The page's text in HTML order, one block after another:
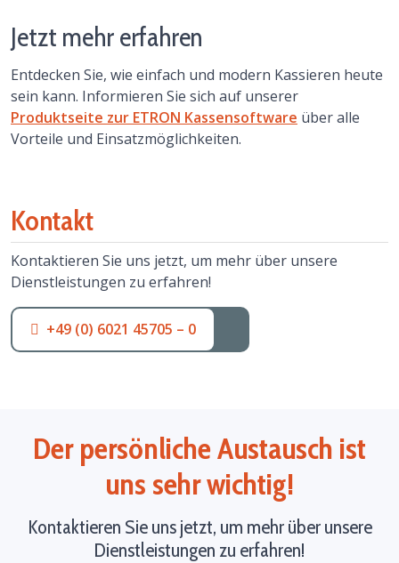
Jetzt mehr erfahren
Entdecken Sie, wie einfach und modern Kassieren heute
sein kann. Informieren Sie sich auf unserer
Produktseite zur ETRON Kassensoftware über alle
Vorteile und Einsatzmöglichkeiten.
Kontakt
Kontaktieren Sie uns jetzt, um mehr über unsere
Dienstleistungen zu erfahren!
+49 (0) 6021 45705 – 0
Der persönliche Austausch ist
uns sehr wichtig!
Kontaktieren Sie uns jetzt, um mehr über unsere
Dienstleistungen zu erfahren!